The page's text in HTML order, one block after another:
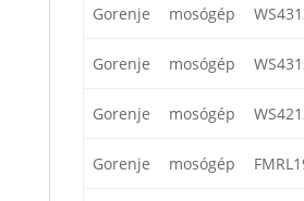
Gorenje mosógép
Gorenje mosógép
Gorenje mosógép
Gorenje mosógép